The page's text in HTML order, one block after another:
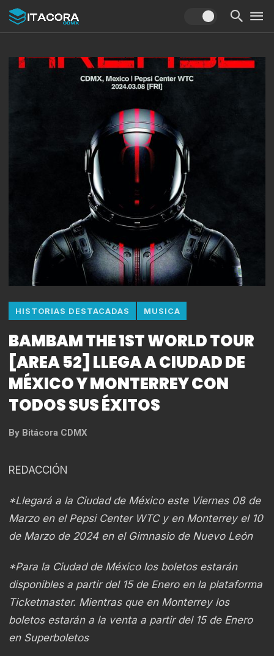
HISTORIAS DESTACADAS MUSICA
BAMBAM THE 1ST WORLD TOUR
[AREA 52] LLEGA A CIUDAD DE
MÉXICO Y MONTERREY CON
TODOS SUS ÉXITOS
By Bitácora CDMX
REDACCIÓN
*Llegará a la Ciudad de México este Viernes 08 de
Marzo en el Pepsi Center WTC y en Monterrey el 10
de Marzo de 2024 en el Gimnasio de Nuevo León
*Para la Ciudad de México los boletos estarán
disponibles a partir del 15 de Enero en la plataforma
Ticketmaster. Mientras que en Monterrey los
boletos estarán a la venta a partir del 15 de Enero
en Superboletos